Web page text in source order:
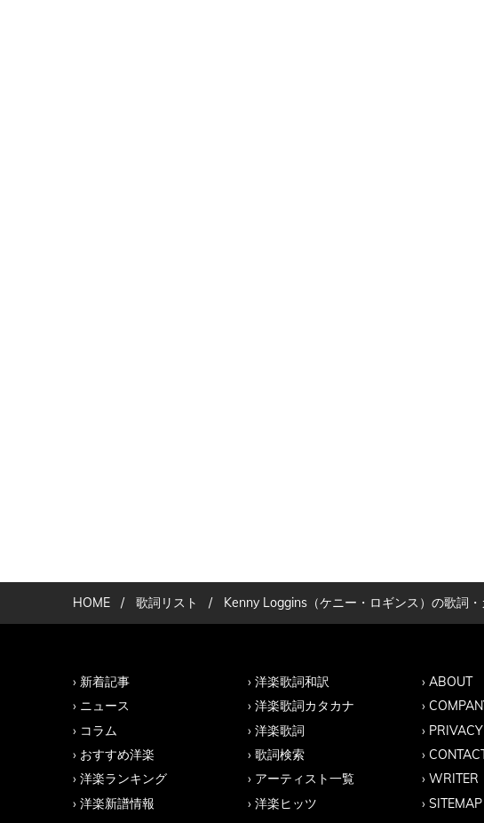
HOME / 歌詞リスト / Kenny Loggins（ケニー・ロギンス）の歌詞
新着記事
ニュース
コラム
おすすめ洋楽
洋楽ランキング
洋楽新譜情報
洋楽歌詞和訳
洋楽歌詞カタカナ
洋楽歌詞
歌詞検索
アーティスト一覧
洋楽ヒッツ
ABOUT
WRITER
SITEMAP